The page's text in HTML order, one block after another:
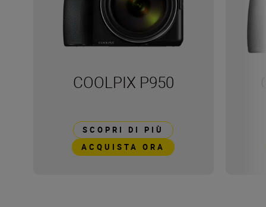
COOLPIX P950
SCOPRI DI PIÙ
ACQUISTA ORA